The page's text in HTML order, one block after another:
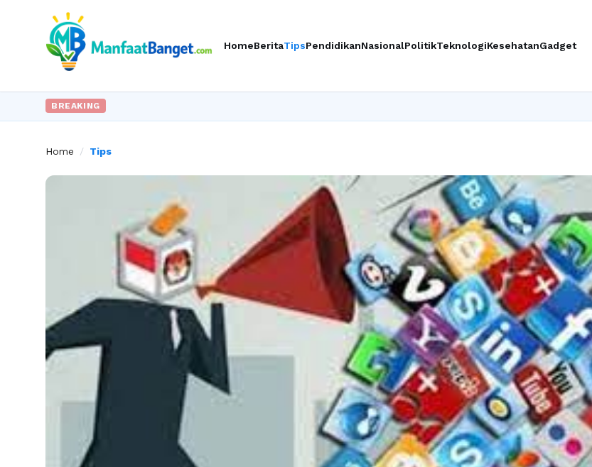
HomeBeritaTipsPendidikanNasionalPolitikTeknologiKesehatanGadget
BREAKING
Home / Tips